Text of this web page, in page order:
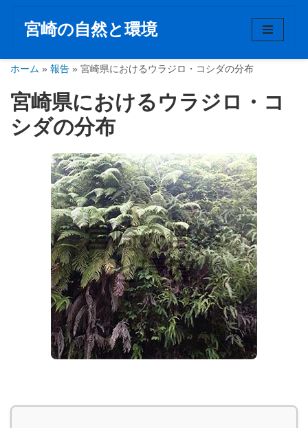
コ
テ
ツ
ス
宮崎の自然と環境
ホーム » 報告 » 宮崎県におけるウラジロ・コシダの分布
宮崎県におけるウラジロ・コ
シダの分布